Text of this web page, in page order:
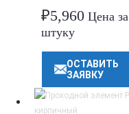
₽5,960 Цена за
штуку
ОСТАВИТЬ
ЗАЯВКУ